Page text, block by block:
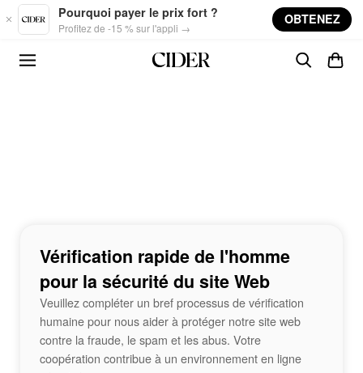
Skip to main content
Pourquoi payer le prix fort ?
Profitez de -15 % sur l'appli →
OBTENEZ
Vérification rapide de l'homme
pour la sécurité du site Web
Veuillez compléter un bref processus de vérification
humaine pour nous aider à protéger notre site web
contre la fraude, le spam et les abus. Votre
coopération contribue à un environnement en ligne